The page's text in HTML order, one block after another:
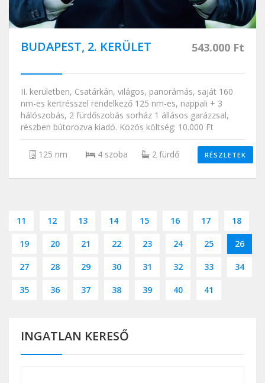
BUDAPEST, 2. KERÜLET 543.000 Ft
II. kerületben, Csatárkán, világos, panorámás, saját 160
nm-es kertrésszel rendelkező 125 nm-es, nappali + 3
hálószobás, 2 fürdőszobás sorház 1 állásos garázzsal,
részben bútorozva kiadó. Közös költség: 10.000 Ft
125 nm 4 szoba 2 fürdő RÉSZLETEK
11 12 13 14 15 16 17 18
19 20 21 22 23 24 25 26
27 28 29 30 31 32 33 34
35 36 37 38 39 40 41
INGATLAN KERESŐ